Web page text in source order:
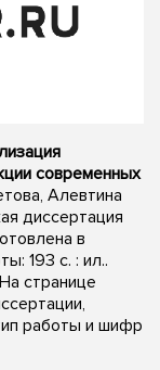
современных
Алевтина
диссертация
в
193 с. : ил..
странице
работы и шифр